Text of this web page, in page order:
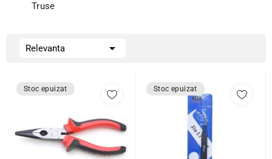
Truse
Relevanta 
Stoc epuizat Stoc epuizat